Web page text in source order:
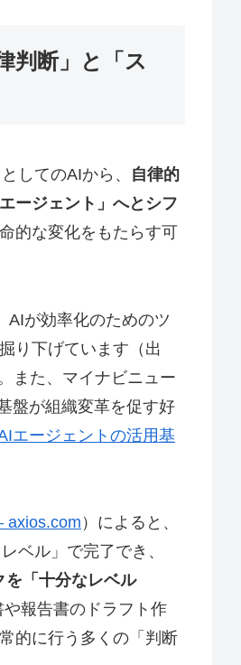
判断」と「ス
してのAIから、 自律的
ージェント」へとシフ
的な変化をもたらす可
AIが効率化のためのツ
り下げています（出
また、マイナビニュー
盤が組織変革を促す好
エージェントの活用基
axios.com ）によると、
ベル」で完了でき、
を「十分なレベル
報告書のドラフト作
的に行う多くの「判断